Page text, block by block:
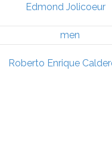
Edmond Jolicoeur
Roberto Enrique